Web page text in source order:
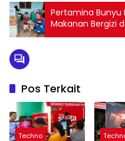
Pertamina Bunyu
Makanan Bergizi
Pos Terkait
Techno